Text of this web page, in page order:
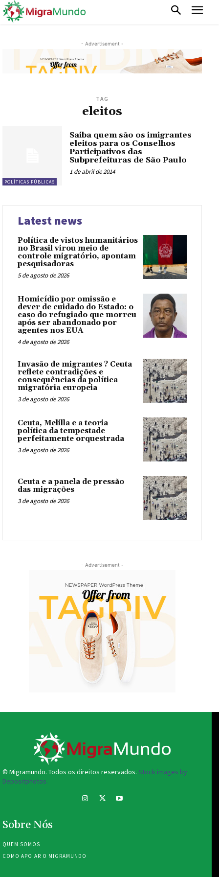
- Advertisement -
TAG
eleitos
POLÍTICAS PÚBLICAS
Saiba quem são os imigrantes
eleitos para os Conselhos
Participativos das
Subprefeituras de São Paulo
1 de abril de 2014
Latest news
Política de vistos humanitários
no Brasil virou meio de
controle migratório, apontam
pesquisadoras
5 de agosto de 2026
Homicídio por omissão e
dever de cuidado do Estado: o
caso do refugiado que morreu
após ser abandonado por
agentes nos EUA
4 de agosto de 2026
Invasão de migrantes ? Ceuta
reflete contradições e
consequências da política
migratória europeia
3 de agosto de 2026
Ceuta, Melilla e a teoria
política da tempestade
perfeitamente orquestrada
3 de agosto de 2026
Ceuta e a panela de pressão
das migrações
3 de agosto de 2026
- Advertisement -
© Migramundo. Todos os direitos reservados. Stock images by
Depositphotos.
Sobre Nós
QUEM SOMOS
COMO APOIAR O MIGRAMUNDO